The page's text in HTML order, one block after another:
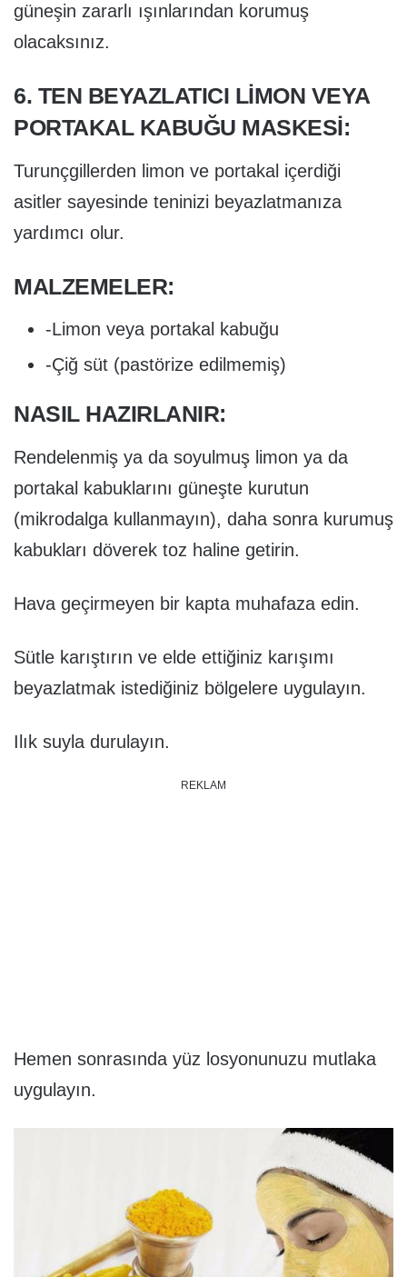
güneşin zararlı ışınlarından korumuş
olacaksınız.
6. TEN BEYAZLATICI LIMON VEYA
PORTAKAL KABUĞU MASKESI:
Turunçgillerden limon ve portakal içerdiği
asitler sayesinde teninizi beyazlatmanıza
yardımcı olur.
MALZEMELER:
-Limon veya portakal kabuğu
-Çiğ süt (pastörize edilmemiş)
NASIL HAZIRLANIR:
Rendelenmiş ya da soyulmuş limon ya da
portakal kabuklarını güneşte kurutun
(mikrodalga kullanmayın), daha sonra kurumuş
kabukları döverek toz haline getirin.
Hava geçirmeyen bir kapta muhafaza edin.
Sütle karıştırın ve elde ettiğiniz karışımı
beyazlatmak istediğiniz bölgelere uygulayın.
Ilık suyla durulayın.
REKLAM
Hemen sonrasında yüz losyonunuzu mutlaka
uygulayın.